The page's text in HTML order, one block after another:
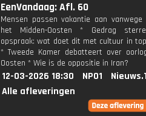
EenVandaag: Afl. 60
Mensen passen vakantie aan
het Midden-Oosten * Gedrag
opspraak: wat doet dit met cultuur in
* Tweede Kamer debatteert over
Oosten * Wie is de oppositie in Iran?
12-03-2026 18:30 NPO1
Alle afleveringen